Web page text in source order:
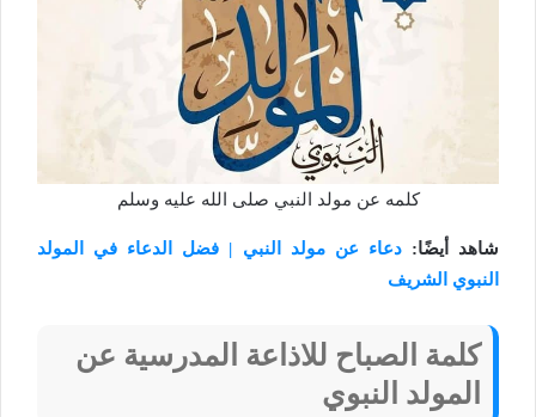
كلمه عن مولد النبي صلى الله عليه وسلم
شاهد أيضًا:دعاء عن مولد النبي | فضل الدعاء في المولد
النبوي الشريف
كلمة الصباح للاذاعة المدرسية عن
المولد النبوي